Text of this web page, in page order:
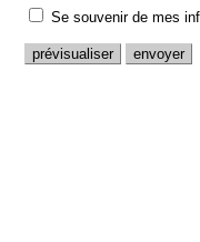
Se souvenir de mes